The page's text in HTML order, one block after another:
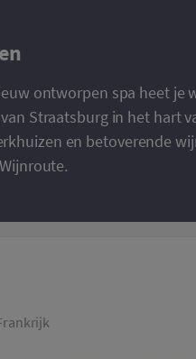
ontworpen spa heet je
Straatsburg in het hart
en betoverende